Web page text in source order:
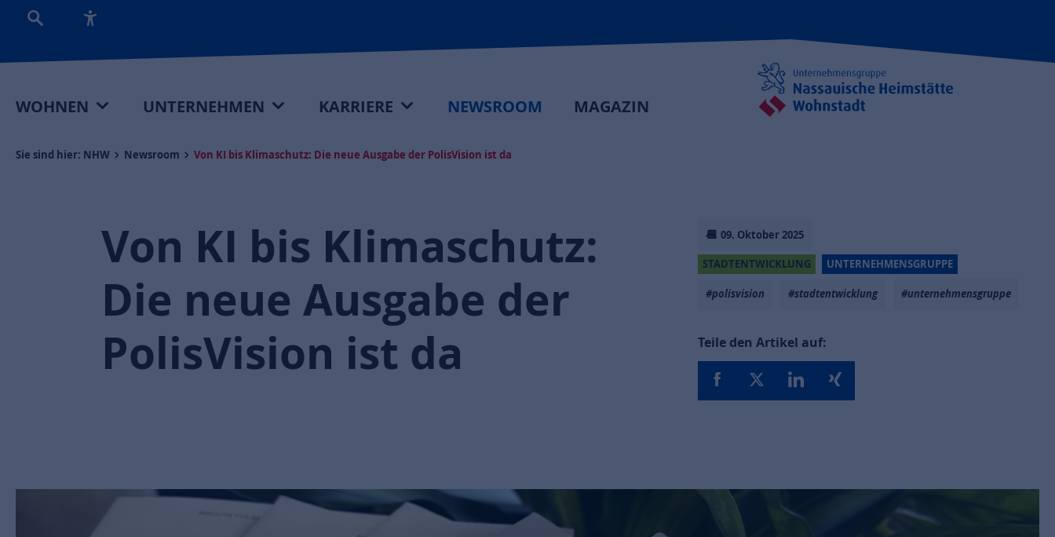
WOHNEN UNTERNEHMEN KARRIERE NEWSROOM MAGAZIN
Sie sind hier: NHW Newsroom Von KI bis Klimaschutz: Die neue Ausgabe der PolisVision ist da
09. Oktober 2025
STADTENTWICKLUNG UNTERNEHMENSGRUPPE
#polisvision #stadtentwicklung #unternehmensgruppe
Teile den Artikel auf:
Von KI bis Klimaschutz:
Die neue Ausgabe der
PolisVision ist da